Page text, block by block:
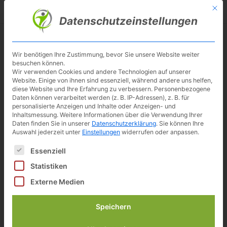
Skip
Besuche meinen Youtube-Kanal ▶︎
Finnlo Ergometer Exum
Preisvergleich
599,00 €
inkl. 19% gesetzlicher MwSt.
Zuletzt aktualisiert am: 9. August 2026 04:55
Zuletzt aktualisiert am: 9. August 2026 04:55
Mit
Datenschutzeinstellungen
Wir benötigen Ihre Zustimmung, bevor Sie unsere Website weiter
besuchen können.
Wir verwenden Cookies und andere Technologien auf unserer
Website. Einige von ihnen sind essenziell, während andere uns helfen,
diese Website und Ihre Erfahrung zu verbessern. Personenbezogene
Daten können verarbeitet werden (z. B. IP-Adressen), z. B. für
personalisierte Anzeigen und Inhalte oder Anzeigen- und
Inhaltsmessung. Weitere Informationen über die Verwendung Ihrer
Daten finden Sie in unserer Datenschutzerklärung. Sie können Ihre
Auswahl jederzeit unter Einstellungen widerrufen oder anpassen.
Es folgt eine Liste der Service-Gruppen, für die eine
Essenziell
Statistiken
Externe Medien
Speichern